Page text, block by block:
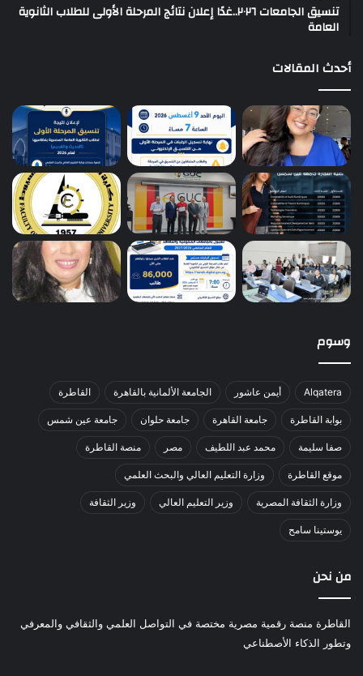
تنسيق الجامعات ٢٠٢٦..غدًا إعلان نتائج المرحلة الأولى للطلاب الثانوية
العامة
أحدث المقالات
وسوم
Alqatera أيمن عاشور الجامعة الألمانية بالقاهرة القاطرة
بوابة القاطرة جامعة القاهرة جامعة حلوان جامعة عين شمس
صفا سليمة محمد عبد اللطيف مصر منصة القاطرة
موقع القاطرة وزارة التعليم العالي والبحث العلمي
وزارة الثقافة المصرية وزير التعليم العالي وزير الثقافة
يوستينا سامح
من نحن
القاطرة منصة رقمية مصرية مختصة في التواصل العلمي والثقافي والمعرفي
وتطور الذكاء الأصطناعي